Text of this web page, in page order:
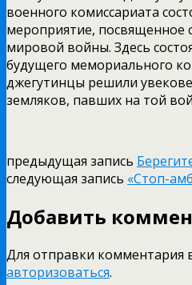
военного комиссариата
мероприятие, посвященное
мировой войны. Здесь
будущего мемориального
джегутинцы решили
земляков, павших на той
предыдущая запись
следующая запись «Стоп-
Добавить
Для отправки комментария
авторизоваться.